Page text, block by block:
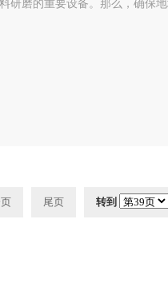
磨的重要设备。那么，确保
尾页 转到